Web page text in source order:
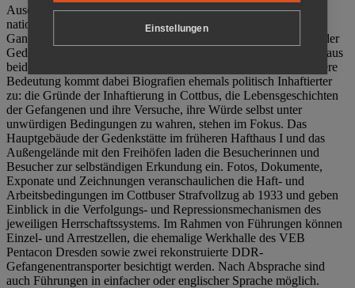
Auseinandersetzung mit politischem Unrecht während der
nationalsozialistischen Terrorherrschaft und der SED-Diktatur.
Ganzjährig zeigen mehrere Dauer- und Sonderausstellungen in der
Gedenkstätte Zuchthaus Cottbus Beispiele politischen Unrechts aus
beiden deutschen Diktaturen des 20. Jahrhunderts. Eine besondere
Bedeutung kommt dabei Biografien ehemals politisch Inhaftierter
zu: die Gründe der Inhaftierung in Cottbus, die Lebensgeschichten
der Gefangenen und ihre Versuche, ihre Würde selbst unter
unwürdigen Bedingungen zu wahren, stehen im Fokus. Das
Hauptgebäude der Gedenkstätte im früheren Hafthaus I und das
Außengelände mit den Freihöfen laden die Besucherinnen und
Besucher zur selbständigen Erkundung ein. Fotos, Dokumente,
Exponate und Zeichnungen veranschaulichen die Haft- und
Arbeitsbedingungen im Cottbuser Strafvollzug ab 1933 und geben
Einblick in die Verfolgungs- und Repressionsmechanismen des
jeweiligen Herrschaftssystems. Im Rahmen von Führungen können
Einzel- und Arrestzellen, die ehemalige Werkhalle des VEB
Pentacon Dresden sowie zwei rekonstruierte DDR-
Gefangenentransporter besichtigt werden. Nach Absprache sind
auch Führungen in einfacher oder englischer Sprache möglich.
Einstellungen